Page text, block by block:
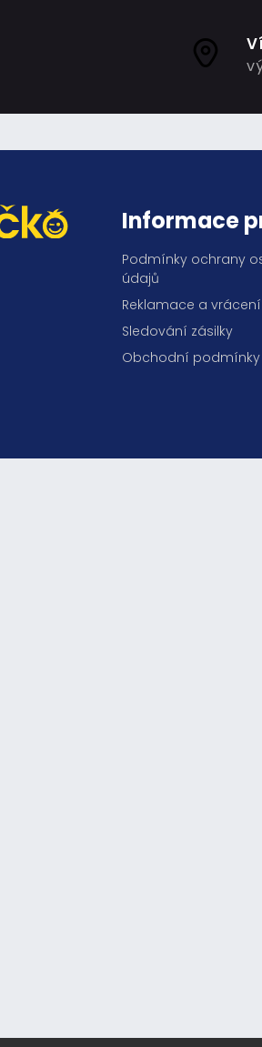
Informace
Podmínky ochrany
údajů
Reklamace a
Sledování zásilky
Obchodní podmínky